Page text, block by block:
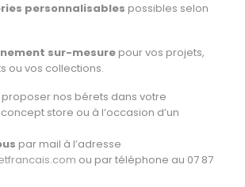
personnalisables possibles selon
sur-mesure pour vos projets,
ou vos collections.
nos bérets dans votre
store ou à l’occasion d’un
par mail à l’adresse
ou par téléphone au 07 87